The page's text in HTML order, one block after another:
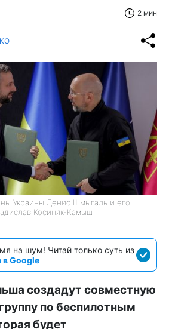
2 мин
Украины Денис Шмыгаль и его
Косиняк-Камыш
на шум! Читай только суть из
в Google
создадут совместную
по беспилотным
будет